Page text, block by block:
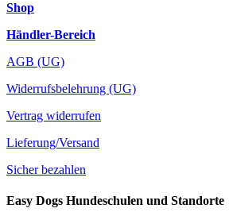
Shop
Händler-Bereich
AGB (UG)
Widerrufsbelehrung (UG)
Vertrag widerrufen
Lieferung/Versand
Sicher bezahlen
Easy Dogs Hundeschulen und Standorte